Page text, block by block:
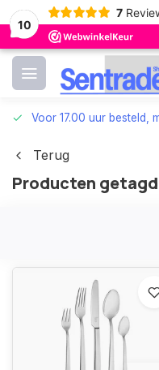
10
7
Voor 17.00 uur besteld,
Terug
Producten